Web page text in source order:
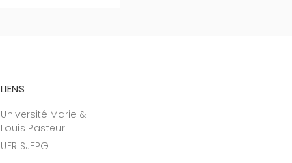
LIENS
Université Marie &
Louis Pasteur
UFR SJEPG